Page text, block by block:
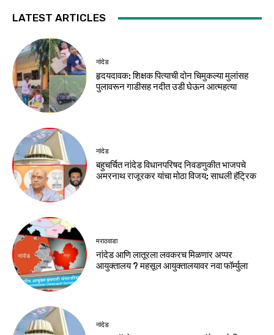
LATEST ARTICLES
नांदेड
हृदयदावक: शिक्षक पित्याची दोन चिमुकल्या मुलांसह
पुलावरून गाडीसह नदीत उडी घेऊन आत्महत्या
नांदेड
बहुचर्चित नांदेड विधानपरिषद निवडणुकीत भाजपचे
अमरनाथ राजूरकर यांचा मोठा विजय; साधली हॅट्रिक
मराठवाडा
नांदेड आणि लातूरला लवकरच मिळणार अप्पर
आयुक्तालय ? महसूल आयुक्तालयावर नवा फॉर्म्युला
नांदेड